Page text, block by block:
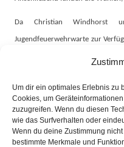
Um dir ein optimales Erlebnis zu
Cookies, um
zuzugreifen. Wenn du diesen
wie das Surfverhalten oder
Wenn du deine Zustimmung
bestimmte Merkmale und
Da Christian
Jugendfeuerwehrwarte zur
Vertreterin Laura Hartmann.
Schriftführerin wird Tiara